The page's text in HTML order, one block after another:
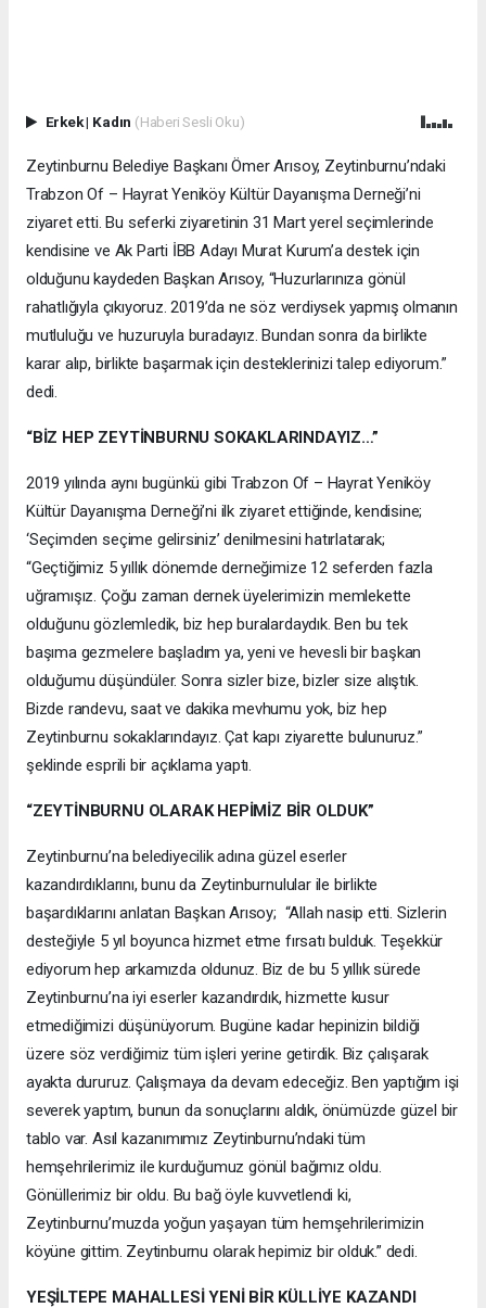
Erkek| Kadın (Haberi Sesli Oku)
Zeytinburnu Belediye Başkanı Ömer Arısoy, Zeytinburnu’ndaki
Trabzon Of – Hayrat Yeniköy Kültür Dayanışma Derneği’ni
ziyaret etti. Bu seferki ziyaretinin 31 Mart yerel seçimlerinde
kendisine ve Ak Parti İBB Adayı Murat Kurum’a destek için
olduğunu kaydeden Başkan Arısoy, “Huzurlarınıza gönül
rahatlığıyla çıkıyoruz. 2019’da ne söz verdiysek yapmış olmanın
mutluluğu ve huzuruyla buradayız. Bundan sonra da birlikte
karar alıp, birlikte başarmak için desteklerinizi talep ediyorum.”
dedi.
“BİZ HEP ZEYTİNBURNU SOKAKLARINDAYIZ…”
2019 yılında aynı bugünkü gibi Trabzon Of – Hayrat Yeniköy
Kültür Dayanışma Derneği’ni ilk ziyaret ettiğinde, kendisine;
‘Seçimden seçime gelirsiniz’ denilmesini hatırlatarak;
“Geçtiğimiz 5 yıllık dönemde derneğimize 12 seferden fazla
uğramışız. Çoğu zaman dernek üyelerimizin memlekette
olduğunu gözlemledik, biz hep buralardaydık. Ben bu tek
başıma gezmelere başladım ya, yeni ve hevesli bir başkan
olduğumu düşündüler. Sonra sizler bize, bizler size alıştık.
Bizde randevu, saat ve dakika mevhumu yok, biz hep
Zeytinburnu sokaklarındayız. Çat kapı ziyarette bulunuruz.”
şeklinde esprili bir açıklama yaptı.
“ZEYTİNBURNU OLARAK HEPİMİZ BİR OLDUK”
Zeytinburnu’na belediyecilik adına güzel eserler
kazandırdıklarını, bunu da Zeytinburnulular ile birlikte
başardıklarını anlatan Başkan Arısoy; “Allah nasip etti. Sizlerin
desteğiyle 5 yıl boyunca hizmet etme fırsatı bulduk. Teşekkür
ediyorum hep arkamızda oldunuz. Biz de bu 5 yıllık sürede
Zeytinburnu’na iyi eserler kazandırdık, hizmette kusur
etmediğimizi düşünüyorum. Bugüne kadar hepinizin bildiği
üzere söz verdiğimiz tüm işleri yerine getirdik. Biz çalışarak
ayakta dururuz. Çalışmaya da devam edeceğiz. Ben yaptığım işi
severek yaptım, bunun da sonuçlarını aldık, önümüzde güzel bir
tablo var. Asıl kazanımımız Zeytinburnu’ndaki tüm
hemşehrilerimiz ile kurduğumuz gönül bağımız oldu.
Gönüllerimiz bir oldu. Bu bağ öyle kuvvetlendi ki,
Zeytinburnu’muzda yoğun yaşayan tüm hemşehrilerimizin
köyüne gittim. Zeytinburnu olarak hepimiz bir olduk.” dedi.
YEŞİLTEPE MAHALLESİ YENİ BİR KÜLLİYE KAZANDI